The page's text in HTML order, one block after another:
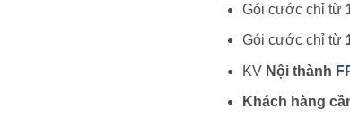
Gói cước chỉ từ
Gói cước chỉ từ
KV Nội thành
Khách hàng